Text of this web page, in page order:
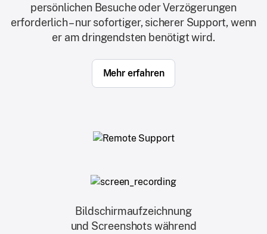
persönlichen Besuche oder Verzögerungen
erforderlich – nur sofortiger, sicherer Support, wenn
er am dringendsten benötigt wird.
Mehr erfahren
Bildschirmaufzeichnung
und Screenshots während